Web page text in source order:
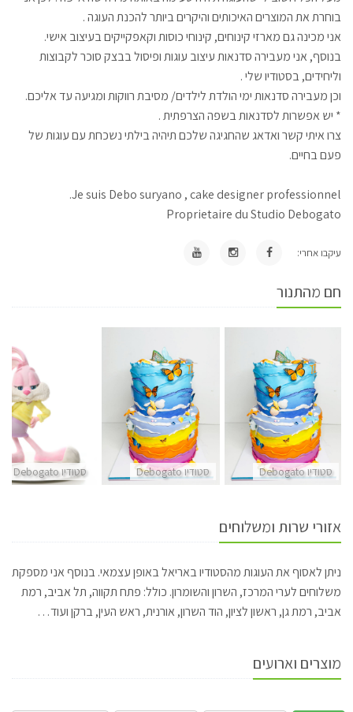
בוחרת את המוצרים האיכותים והיקרים ביותר להכנת העוגה .
אני מכינה גם מארזי קינוחים, קינוחי כוסות וקאפקייקים בעיצוב אישי.
בנוסף, אני מעבירה סדנאות עיצוב עוגות ופיסול בבצק סוכר לקבוצות
וליחידים, בסטודיו שלי .
וכן מעבירה סדנאות ימי הולדת לילדים/ מסיבת רווקות ומגיעה עד אליכם.
* יש אפשרות לסדנאות בשפה הצרפתית .
צרו איתי קשר ואדאג שהחגיגה שלכם תיהיה בילתי נשכחת עם עוגות של
פעם בחיים.
Je suis Debo suryano , cake designer professionnel.
Proprietaire du Studio Debogato
עיקבו אחרי:
חם מהתנור
סטודיו Debogato סטודיו Debogato סטודיו Debogato
אזורי שרות ומשלוחים
ניתן לאסוף את העוגות מהסטודיו באריאל באופן עצמאי. בנוסף אני מספקת
משלוחים לערי המרכז, השרון והשומרון. כולל: פתח תקווה, תל אביב, רמת
אביב, רמת גן, ראשון לציון, הוד השרון, אורנית, ראש העין, ברקן ועוד…
מוצרים וארועים